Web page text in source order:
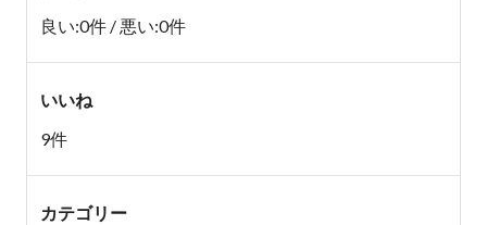
良い:0件 / 悪い:0件
いいね
9件
カテゴリー